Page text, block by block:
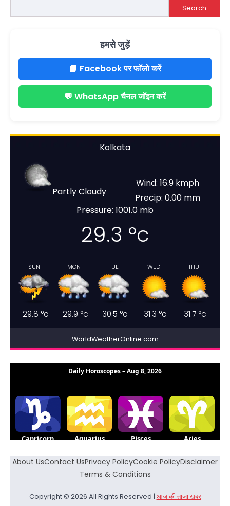
Search
हमसे जुड़ें
📘 Facebook पर फॉलो करें
💬 WhatsApp चैनल जॉइन करें
Kolkata
Partly Cloudy
Wind: 16.9 kmph
Precip: 0.00 mm
Pressure: 1001.0 mb
29.3 °c
SUN
29.8 °c
MON
29.9 °c
TUE
30.5 °c
WED
31.3 °c
THU
31.7°c
WorldWeatherOnline.com
About UsContact UsPrivacy PolicyCookie PolicyDisclaimer
Terms & Conditions
Copyright © 2026 All Rights Reserved | आज की ताजा खबर